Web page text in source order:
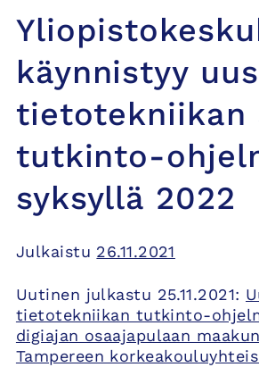
käynnistyy
tietotekniikan
tutkinto-
syksyllä 2022
Julkaistu 26.11.2021
Uutinen julkastu 25.11.2021:
tietotekniikan tutkinto-
digiajan osaajapulaan
Tampereen